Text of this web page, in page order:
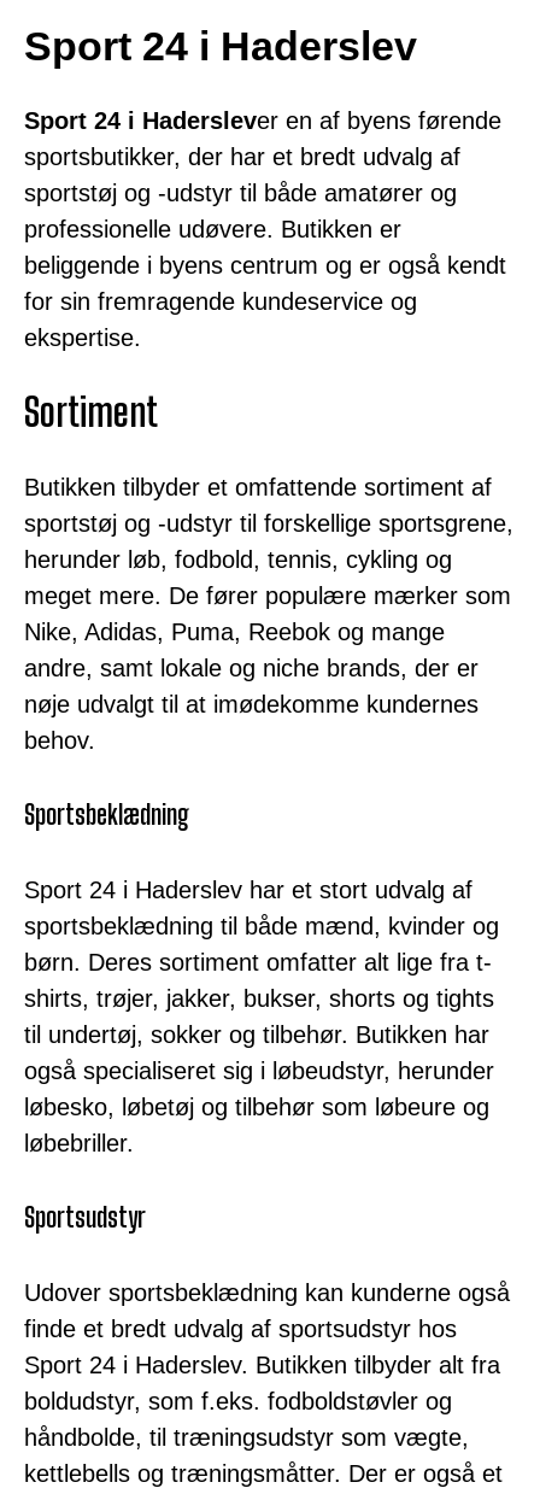
Sport 24 i Haderslev
Sport 24 i Haderslever en af byens førende
sportsbutikker, der har et bredt udvalg af
sportstøj og -udstyr til både amatører og
professionelle udøvere. Butikken er
beliggende i byens centrum og er også kendt
for sin fremragende kundeservice og
ekspertise.
Sortiment
Butikken tilbyder et omfattende sortiment af
sportstøj og -udstyr til forskellige sportsgrene,
herunder løb, fodbold, tennis, cykling og
meget mere. De fører populære mærker som
Nike, Adidas, Puma, Reebok og mange
andre, samt lokale og niche brands, der er
nøje udvalgt til at imødekomme kundernes
behov.
Sportsbeklædning
Sport 24 i Haderslev har et stort udvalg af
sportsbeklædning til både mænd, kvinder og
børn. Deres sortiment omfatter alt lige fra t-
shirts, trøjer, jakker, bukser, shorts og tights
til undertøj, sokker og tilbehør. Butikken har
også specialiseret sig i løbeudstyr, herunder
løbesko, løbetøj og tilbehør som løbeure og
løbebriller.
Sportsudstyr
Udover sportsbeklædning kan kunderne også
finde et bredt udvalg af sportsudstyr hos
Sport 24 i Haderslev. Butikken tilbyder alt fra
boldudstyr, som f.eks. fodboldstøvler og
håndbolde, til træningsudstyr som vægte,
kettlebells og træningsmåtter. Der er også et